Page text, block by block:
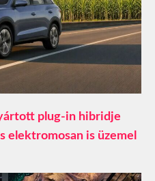
plug-in hibridje
elektromosan is üzemel